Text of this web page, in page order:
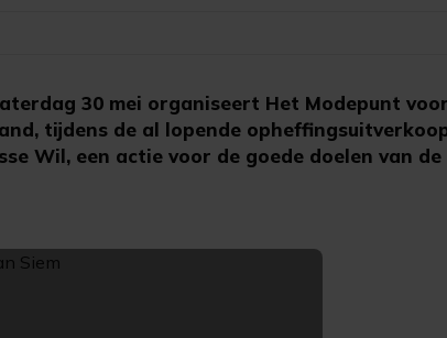
30 mei organiseert Het Modepunt
tijdens de al lopende
Wil, een actie voor de goede doelen van